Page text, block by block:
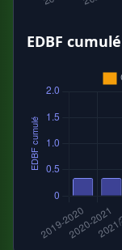
EDBF cumulé